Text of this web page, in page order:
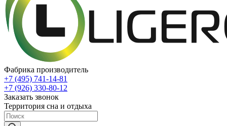
Фабрика производитель
+7 (495) 741-14-81
+7 (926) 330-80-12
Заказать звонок
Территория сна и отдыха